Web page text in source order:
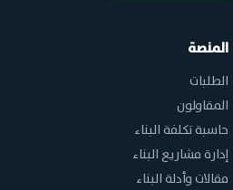
المنصة
الطلبات
المقاولون
حاسبة تكلفة البناء
إدارة مشاريع البناء
مقالات وأدلة البناء